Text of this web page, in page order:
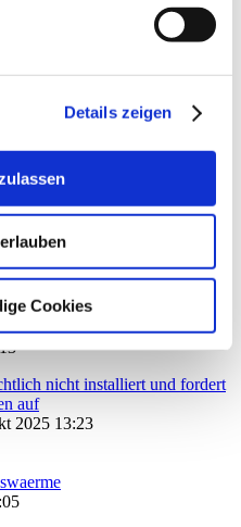
Details zeigen
Cookies
Okt 2025 12:27
nicht installiert und fordert
auf
2025 13:23